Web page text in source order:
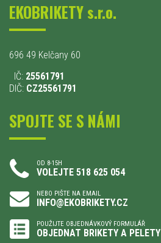
EKOBRIKETY s.r.o.
696 49 Kelčany 60
IČ: 25561791
DIČ: CZ25561791
SPOJTE SE S NÁMI
OD 8-15H
VOLEJTE 518 625 054
NEBO PIŠTE NA EMAIL
INFO@EKOBRIKETY.CZ
POUŽIJTE OBJEDNÁVKOVÝ FORMULÁŘ
OBJEDNAT BRIKETY A PELETY